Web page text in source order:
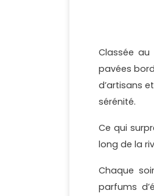
Classée au
pavées
d’artisans
sérénité.
Ce qui
long de la
Chaque
parfums